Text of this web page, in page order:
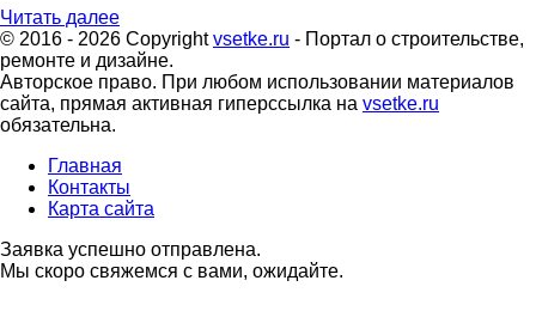
Читать далее
© 2016 - 2026 Copyrightvsetke.ru - Портал о строительстве,
ремонте и дизайне.
Авторское право. При любом использовании материалов
сайта, прямая активная гиперссылка на vsetke.ru
обязательна.
Главная
Контакты
Карта сайта
Заявка успешно отправлена.
Мы скоро свяжемся с вами, ожидайте.